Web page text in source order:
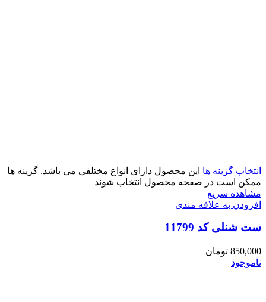
انتخاب گزینه ها این محصول دارای انواع مختلفی می باشد. گزینه ها
ممکن است در صفحه محصول انتخاب شوند
مشاهده سریع
افزودن به علاقه مندی
ست شنلی کد 11799
850,000 تومان
ناموجود